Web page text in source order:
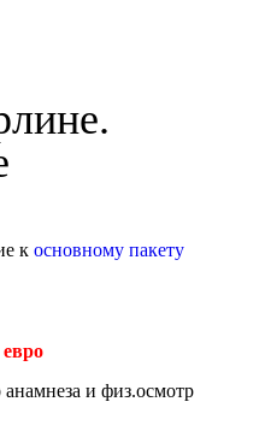
к основному пакету
анамнеза и физ.осмотр